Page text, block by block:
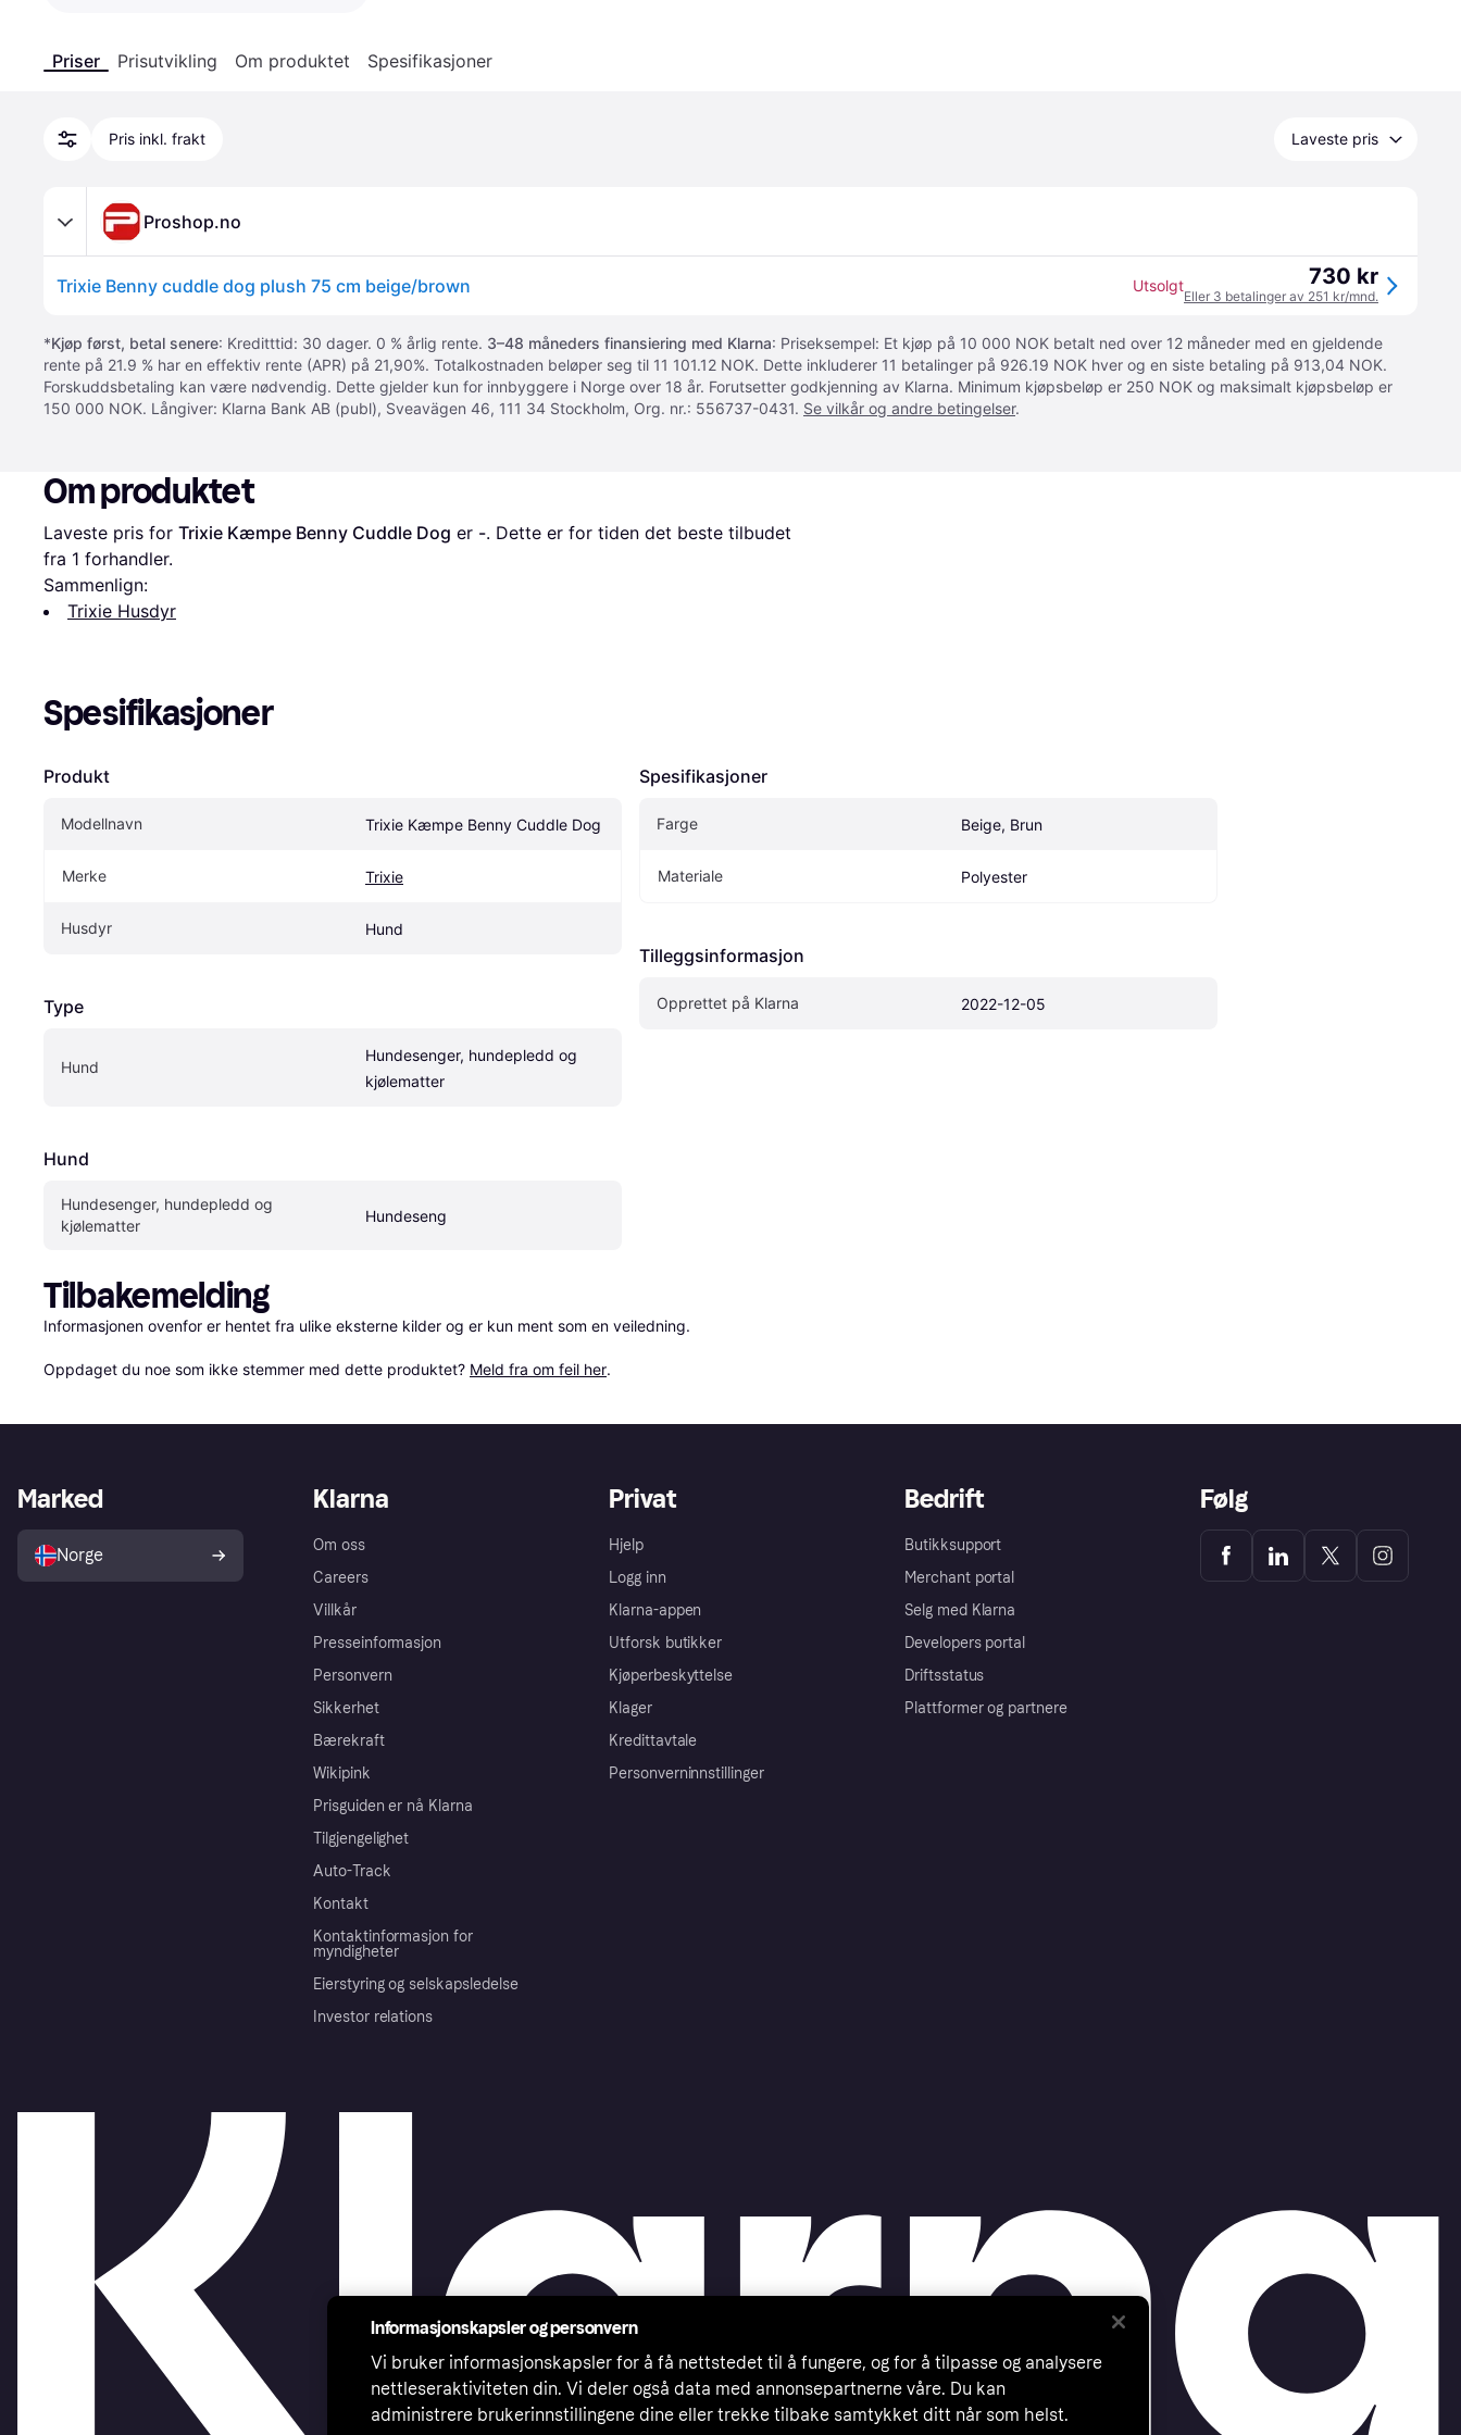
Priser Prisutvikling Om produktet Spesifikasjoner
Pris inkl. frakt Laveste pris
Proshop.no
Trixie Benny cuddle dog plush 75 cm beige/brown Utsolgt 730 kr
Eller 3 betalinger av 251 kr/mnd.
*Kjøp først, betal senere: Kreditttid: 30 dager. 0 % årlig rente. 3–48 måneders finansiering med Klarna: Priseksempel: Et kjøp på 10 000 NOK betalt ned over 12 måneder med en gjeldende
rente på 21.9 % har en effektiv rente (APR) på 21,90%. Totalkostnaden beløper seg til 11 101.12 NOK. Dette inkluderer 11 betalinger på 926.19 NOK hver og en siste betaling på 913,04 NOK.
Forskuddsbetaling kan være nødvendig. Dette gjelder kun for innbyggere i Norge over 18 år. Forutsetter godkjenning av Klarna. Minimum kjøpsbeløp er 250 NOK og maksimalt kjøpsbeløp er
150 000 NOK. Långiver: Klarna Bank AB (publ), Sveavägen 46, 111 34 Stockholm, Org. nr.: 556737-0431. Se vilkår og andre betingelser.
Om produktet
Laveste pris for Trixie Kæmpe Benny Cuddle Dog er -. Dette er for tiden det beste tilbudet
fra 1 forhandler.
Sammenlign:
Trixie Husdyr
Spesifikasjoner
Produkt
Modellnavn Trixie Kæmpe Benny Cuddle Dog
Merke Trixie
Husdyr Hund
Type
Hund
Hundesenger, hundepledd og
kjølematter
Hund
Hundesenger, hundepledd og
kjølematter
Hundeseng
Spesifikasjoner
Farge Beige, Brun
Materiale Polyester
Tilleggsinformasjon
Opprettet på Klarna 2022-12-05
Tilbakemelding
Informasjonen ovenfor er hentet fra ulike eksterne kilder og er kun ment som en veiledning.
Oppdaget du noe som ikke stemmer med dette produktet? Meld fra om feil her.
Klarna
Om oss
Careers
Villkår
Presseinformasjon
Personvern
Sikkerhet
Bærekraft
Wikipink
Prisguiden er nå Klarna
Tilgjengelighet
Auto-Track
Kontakt
Kontaktinformasjon for
myndigheter
Eierstyring og selskapsledelse
Investor relations
Privat
Hjelp
Logg inn
Klarna-appen
Utforsk butikker
Kjøperbeskyttelse
Klager
Kredittavtale
Personverninnstillinger
Bedrift
Butikksupport
Merchant portal
Selg med Klarna
Developers portal
Driftsstatus
Plattformer og partnere
Marked
Norge
Følg
Informasjonskapsler og personvern
Vi bruker informasjonskapsler for å få nettstedet til å fungere, og for å tilpasse og analysere
nettleseraktiviteten din. Vi deler også data med annonsepartnerne våre. Du kan
administrere brukerinnstillingene dine eller trekke tilbake samtykket ditt når som helst.